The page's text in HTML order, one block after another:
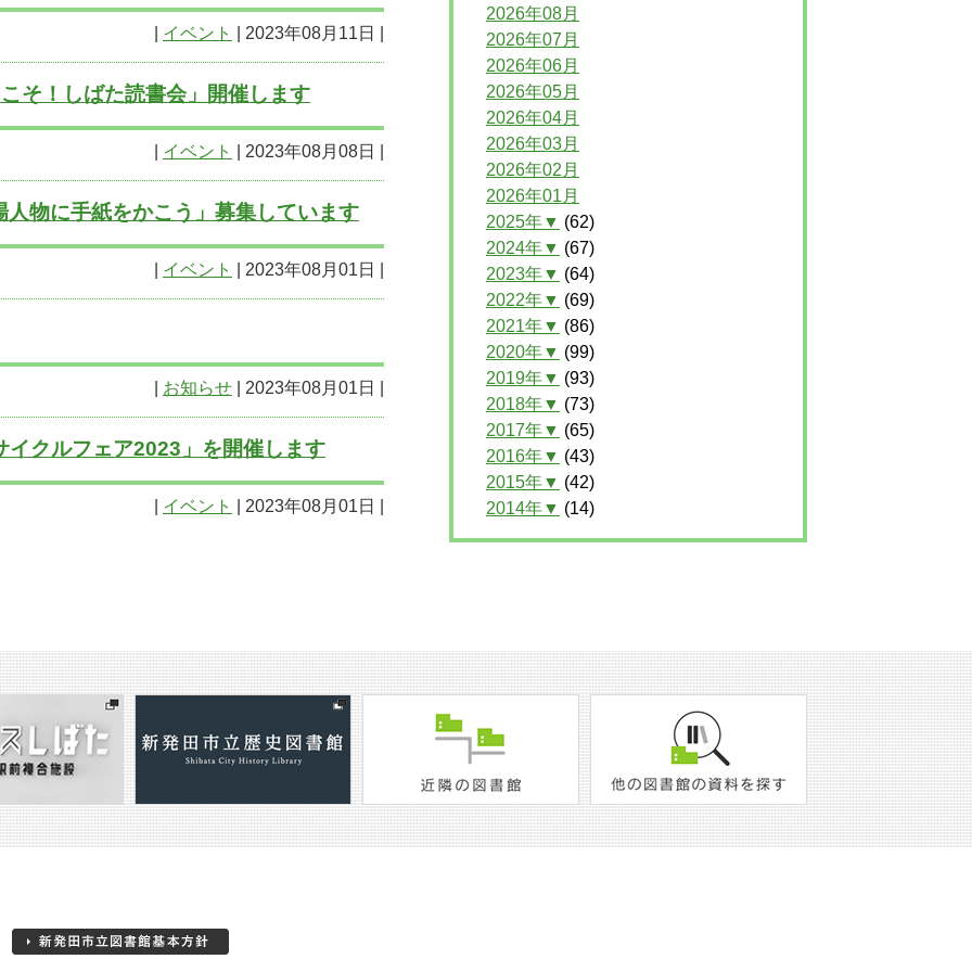
イベント | 2023年08月11日 |
そ！しばた読書会」開催します
イベント | 2023年08月08日 |
物に手紙をかこう」募集しています
イベント | 2023年08月01日 |
お知らせ | 2023年08月01日 |
クルフェア2023」を開催します
イベント | 2023年08月01日 |
2026年08月
2026年07月
2026年06月
2026年05月
2026年04月
2026年03月
2026年02月
2026年01月
2025年▼ (62)
2024年▼ (67)
2023年▼ (64)
2022年▼ (69)
2021年▼ (86)
2020年▼ (99)
2019年▼ (93)
2018年▼ (73)
2017年▼ (65)
2016年▼ (43)
2015年▼ (42)
2014年▼ (14)